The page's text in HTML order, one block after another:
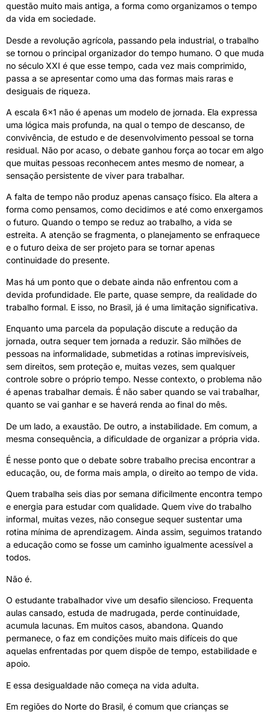
questão muito mais antiga, a forma como organizamos o tempo
da vida em sociedade.
Desde a revolução agrícola, passando pela industrial, o trabalho
se tornou o principal organizador do tempo humano. O que muda
no século XXI é que esse tempo, cada vez mais comprimido,
passa a se apresentar como uma das formas mais raras e
desiguais de riqueza.
A escala 6×1 não é apenas um modelo de jornada. Ela expressa
uma lógica mais profunda, na qual o tempo de descanso, de
convivência, de estudo e de desenvolvimento pessoal se torna
residual. Não por acaso, o debate ganhou força ao tocar em algo
que muitas pessoas reconhecem antes mesmo de nomear, a
sensação persistente de viver para trabalhar.
A falta de tempo não produz apenas cansaço físico. Ela altera a
forma como pensamos, como decidimos e até como enxergamos
o futuro. Quando o tempo se reduz ao trabalho, a vida se
estreita. A atenção se fragmenta, o planejamento se enfraquece
e o futuro deixa de ser projeto para se tornar apenas
continuidade do presente.
Mas há um ponto que o debate ainda não enfrentou com a
devida profundidade. Ele parte, quase sempre, da realidade do
trabalho formal. E isso, no Brasil, já é uma limitação significativa.
Enquanto uma parcela da população discute a redução da
jornada, outra sequer tem jornada a reduzir. São milhões de
pessoas na informalidade, submetidas a rotinas imprevisíveis,
sem direitos, sem proteção e, muitas vezes, sem qualquer
controle sobre o próprio tempo. Nesse contexto, o problema não
é apenas trabalhar demais. É não saber quando se vai trabalhar,
quanto se vai ganhar e se haverá renda ao final do mês.
De um lado, a exaustão. De outro, a instabilidade. Em comum, a
mesma consequência, a dificuldade de organizar a própria vida.
É nesse ponto que o debate sobre trabalho precisa encontrar a
educação, ou, de forma mais ampla, o direito ao tempo de vida.
Quem trabalha seis dias por semana dificilmente encontra tempo
e energia para estudar com qualidade. Quem vive do trabalho
informal, muitas vezes, não consegue sequer sustentar uma
rotina mínima de aprendizagem. Ainda assim, seguimos tratando
a educação como se fosse um caminho igualmente acessível a
todos.
Não é.
O estudante trabalhador vive um desafio silencioso. Frequenta
aulas cansado, estuda de madrugada, perde continuidade,
acumula lacunas. Em muitos casos, abandona. Quando
permanece, o faz em condições muito mais difíceis do que
aquelas enfrentadas por quem dispõe de tempo, estabilidade e
apoio.
E essa desigualdade não começa na vida adulta.
Em regiões do Norte do Brasil, é comum que crianças se